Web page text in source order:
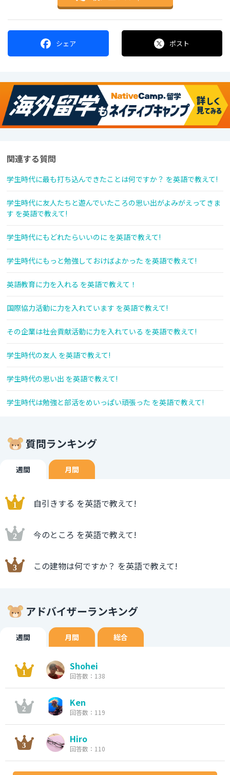
シェア ポスト
関連する質問
学生時代に最も打ち込んできたことは何ですか？ を英語で教えて!
学生時代に友人たちと遊んでいたころの思い出がよみがえってきま
す を英語で教えて!
学生時代にもどれたらいいのに を英語で教えて!
学生時代にもっと勉強しておけばよかった を英語で教えて!
英語教育に力を入れる を英語で教えて！
国際協力活動に力を入れています を英語で教えて!
その企業は社会貢献活動に力を入れている を英語で教えて!
学生時代の友人 を英語で教えて!
学生時代の思い出 を英語で教えて!
学生時代は勉強と部活をめいっぱい頑張った を英語で教えて!
質問ランキング
週間 月間
自引きする を英語で教えて!
今のところ を英語で教えて!
この建物は何ですか？ を英語で教えて!
アドバイザーランキング
週間 月間 総合
Shohei
回答数：138
Ken
回答数：119
Hiro
回答数：110